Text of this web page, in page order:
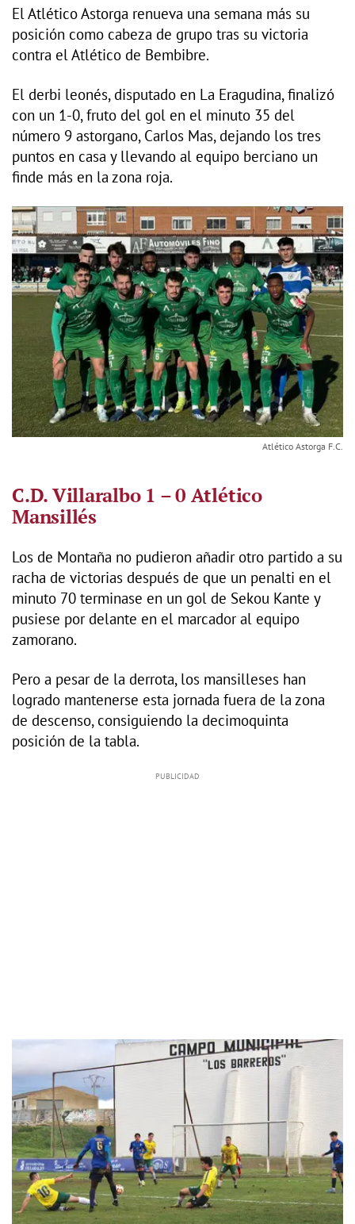
El Atlético Astorga renueva una semana más su
posición como cabeza de grupo tras su victoria
contra el Atlético de Bembibre.
El derbi leonés, disputado en La Eragudina, finalizó
con un 1-0, fruto del gol en el minuto 35 del
número 9 astorgano, Carlos Mas, dejando los tres
puntos en casa y llevando al equipo berciano un
finde más en la zona roja.
Atlético Astorga F.C.
C.D. Villaralbo 1 – 0 Atlético
Mansillés
Los de Montaña no pudieron añadir otro partido a su
racha de victorias después de que un penalti en el
minuto 70 terminase en un gol de Sekou Kante y
pusiese por delante en el marcador al equipo
zamorano.
Pero a pesar de la derrota, los mansilleses han
logrado mantenerse esta jornada fuera de la zona
de descenso, consiguiendo la decimoquinta
posición de la tabla.